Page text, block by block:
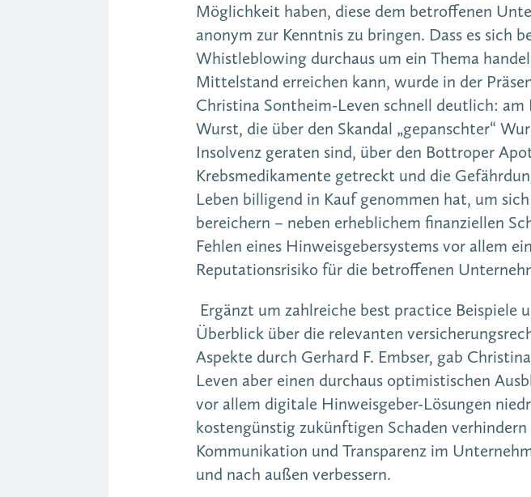
Möglichkeit haben, diese dem betroffenen
anonym zur Kenntnis zu bringen. Dass es sich
Whistleblowing durchaus um ein Thema
Mittelstand erreichen kann, wurde in der
Christina Sontheim-Leven schnell deutlich: am
Wurst, die über den Skandal „gepanschter“
Insolvenz geraten sind, über den Bottroper
Krebsmedikamente getreckt und die
Leben billigend in Kauf genommen hat, um
bereichern – neben erheblichem finanziellen
Fehlen eines Hinweisgebersystems vor allem
Reputationsrisiko für die betroffenen
Ergänzt um zahlreiche best practice Beispiele
Überblick über die relevanten
Aspekte durch Gerhard F. Embser, gab
Leven aber einen durchaus optimistischen
vor allem digitale Hinweisgeber-Lösungen
kostengünstig zukünftigen Schaden verhindern
Kommunikation und Transparenz im
und nach außen verbessern.